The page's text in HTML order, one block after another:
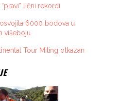
lični rekordi
6000 bodova u
višeboju
Tour Miting otkazan